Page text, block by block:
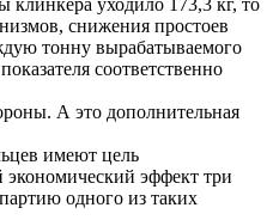
снижения простоев
тонну вырабатываемого
соответственно
А это дополнительная
имеют цель
эффект три
одного из таких